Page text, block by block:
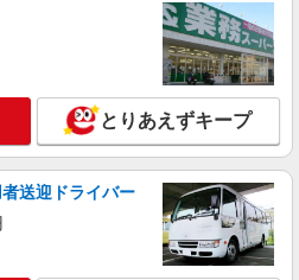
とりあえずキープ
送迎ドライバー